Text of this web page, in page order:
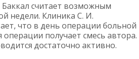
считает возможным
недели. Клиника С. И.
что в день операции больной
операции получает смесь автора.
достаточно активно.